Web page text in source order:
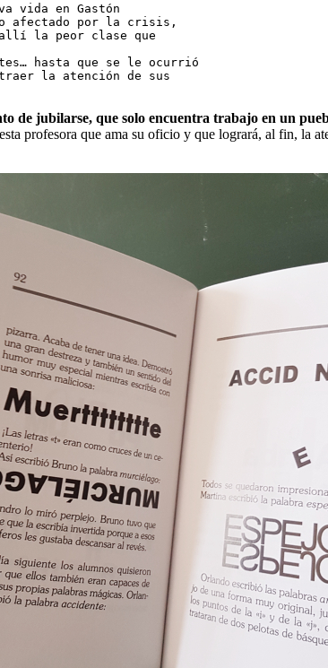
vida en Gastón
afectado por la crisis,
allí la peor clase que
hasta que se le ocurrió
la atención de sus
de jubilarse, que solo encuentra trabajo en un
profesora que ama su oficio y que logrará, al fin, la